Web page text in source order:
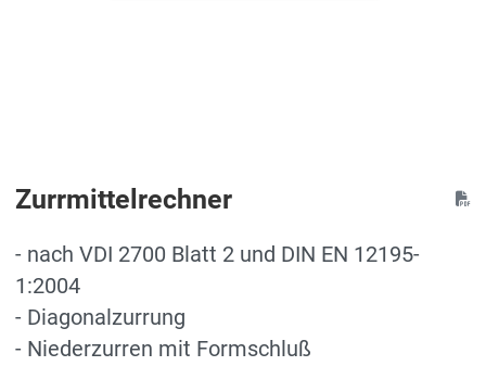
Zurrmittelrechner
- nach VDI 2700 Blatt 2 und DIN EN 12195-
1:2004
- Diagonalzurrung
- Niederzurren mit Formschluß